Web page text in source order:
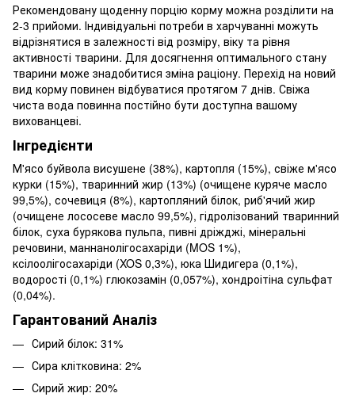
Рекомендовану щоденну порцію корму можна розділити на
2-3 прийоми. Індивідуальні потреби в харчуванні можуть
відрізнятися в залежності від розміру, віку та рівня
активності тварини. Для досягнення оптимального стану
тварини може знадобитися зміна раціону. Перехід на новий
вид корму повинен відбуватися протягом 7 днів. Свіжа
чиста вода повинна постійно бути доступна вашому
вихованцеві.
Інгредієнти
М'ясо буйвола висушене (38%), картопля (15%), свіже м'ясо
курки (15%), тваринний жир (13%) (очищене куряче масло
99,5%), сочевиця (8%), картопляний білок, риб'ячий жир
(очищене лососеве масло 99,5%), гідролізований тваринний
білок, суха бурякова пульпа, пивні дріжджі, мінеральні
речовини, маннанолігосахаріди (MOS 1%),
ксілоолігосахаріди (XOS 0,3%), юка Шидигера (0,1%),
водорості (0,1%) глюкозамін (0,057%), хондроітінa сульфат
(0,04%).
Гарантований Аналіз
Сирий білок: 31%
Сира клітковина: 2%
Сирий жир: 20%